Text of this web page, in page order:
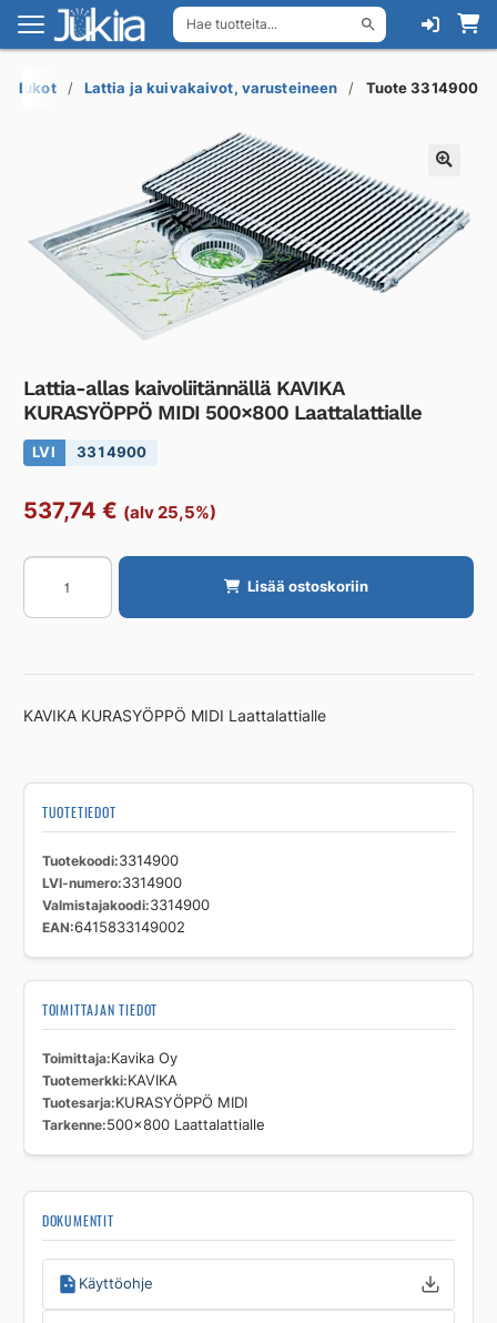
Hae tuotteita...
Siirry
navigointiin
Siirry
sisältöön
Lattia ja kuivakaivot, varusteineen Tuote 3314900
Lattia-allas kaivoliitännällä KAVIKA
KURASYÖPPÖ MIDI 500×800 Laattalattialle
LVI 3314900
537,74 € (alv 25,5%)
Lattia-
kaivoliitännällä
KURASYÖPPÖ
500x800
Lisää ostoskoriin
KAVIKA KURASYÖPPÖ MIDI Laattalattialle
TUOTETIEDOT
Tuotekoodi 3314900
LVI-numero 3314900
Valmistajakoodi 3314900
EAN 6415833149002
TOIMITTAJAN TIEDOT
Toimittaja Kavika Oy
Tuotemerkki KAVIKA
Tuotesarja KURASYÖPPÖ MIDI
Tarkenne 500x800 Laattalattialle
DOKUMENTIT
Käyttöohje